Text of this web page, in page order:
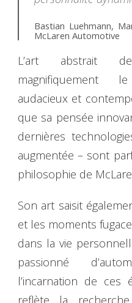
Bastian Luehmann,
McLaren Automotive
L’art abstrait
magnifiquement
audacieux et
que sa pensée
dernières
augmentée – sont
philosophie de
Son art saisit
et les moments
dans la vie
passionné
l’incarnation de